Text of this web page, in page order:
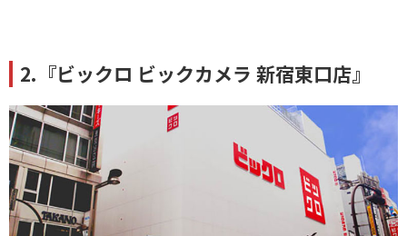
2.『ビックロ ビックカメラ 新宿東口店』